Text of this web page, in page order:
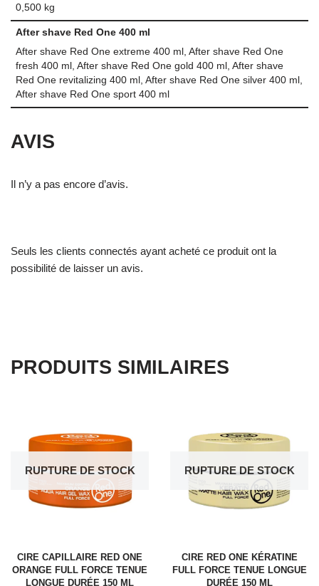
0,500 kg
After shave Red One 400 ml
After shave Red One extreme 400 ml, After shave Red One
fresh 400 ml, After shave Red One gold 400 ml, After shave
Red One revitalizing 400 ml, After shave Red One silver 400 ml,
After shave Red One sport 400 ml
AVIS
Il n’y a pas encore d’avis.
Seuls les clients connectés ayant acheté ce produit ont la
possibilité de laisser un avis.
PRODUITS SIMILAIRES
RUPTURE DE STOCK
CIRE CAPILLAIRE RED ONE
ORANGE FULL FORCE TENUE
LONGUE DURÉE 150 ML
RUPTURE DE STOCK
CIRE RED ONE KÉRATINE
FULL FORCE TENUE LONGUE
DURÉE 150 ML